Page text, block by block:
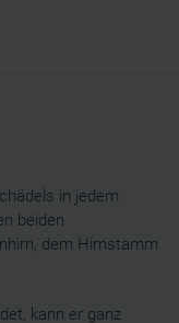
in jedem
beiden
dem Hirnstamm
kann er ganz